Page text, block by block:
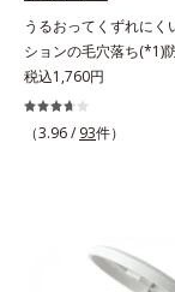
うるおってくずれにく
ションの毛穴落ち(*1)
地。ファンデーション
(*1)防止化粧下地です。
1/10000サイズのマイ
と皮脂のバランスを整
タつきレスに。さらに
税込1,760円
（3.96 / 93件）